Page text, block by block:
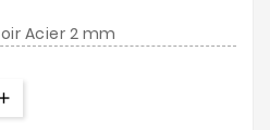
Acier 2 mm